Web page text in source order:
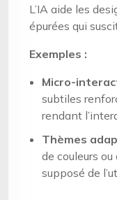
L’IA aide les
épurées qui
Exemples :
Micro-
subtiles
rendant
Thèmes
de couleurs
supposé de